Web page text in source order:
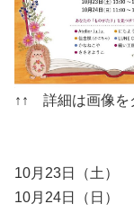
↑↑ 詳細は画像
10月23日（土）
10月24日（日）